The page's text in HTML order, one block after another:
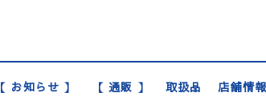
【 お知らせ 】 【 通販 】 取扱品 店舗情